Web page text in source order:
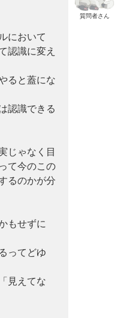
質問者さん
において
認識に変え
ると蓋にな
認識できる
じゃなく目
て今のこの
るのかが分
もせずに
ってどゆ
見えてな